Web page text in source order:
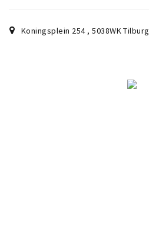
Koningsplein 254 ,5038WKTilburg